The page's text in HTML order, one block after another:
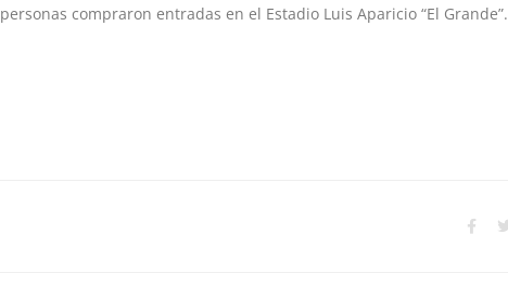
personas compraron entradas en el Estadio Luis Aparicio “El Grande”.